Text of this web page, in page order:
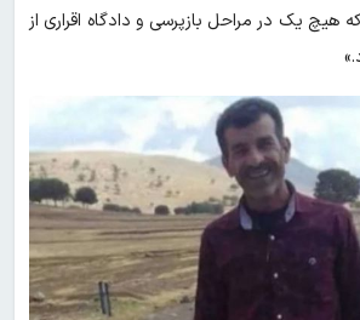
هیچ یک در مراحل بازپرسی و دادگاه اقراری از